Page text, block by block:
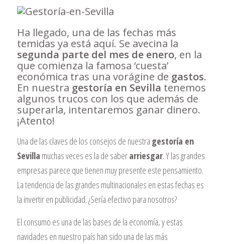
Ha llegado, una de las fechas más
temidas ya está aquí. Se avecina la
segunda parte del mes de enero, en la
que comienza la famosa ‘cuesta’
económica tras una vorágine de gastos.
En nuestra gestoría en Sevilla tenemos
algunos trucos con los que además de
superarla, intentaremos ganar dinero.
¡Atento!
Una de las claves de los consejos de nuestra gestoría en
Sevilla muchas veces es la de saberarriesgar. Y las grandes
empresas parece que tienen muy presente este pensamiento.
La tendencia de las grandes multinacionales en estas fechas es
la invertir en publicidad. ¿Sería efectivo para nosotros?
El consumo es una de las bases de la economía, y estas
navidades en nuestro país han sido una de las más